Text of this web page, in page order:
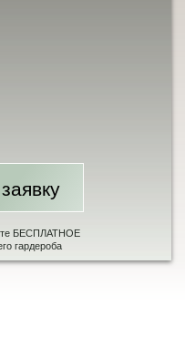
БЕСПЛАТНОЕ
гардероба
согласие на
cookie и
Яндекс.Метрика.
обрабатывались,